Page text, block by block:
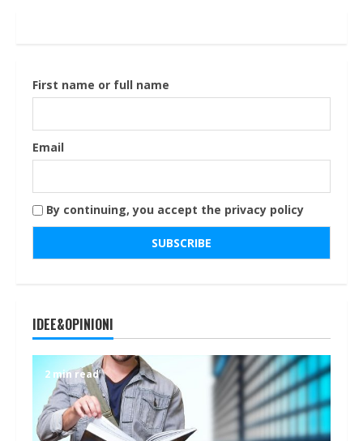
First name or full name
Email
By continuing, you accept the privacy policy
IDEE&OPINIONI
2 min read